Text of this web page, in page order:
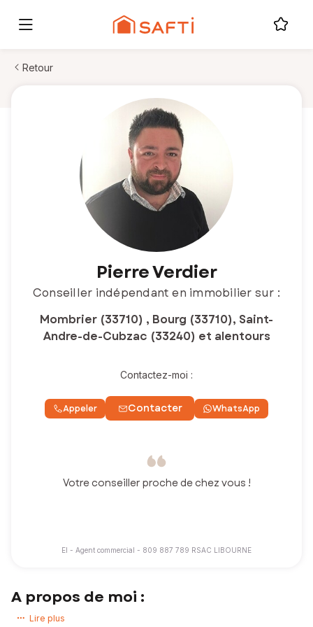
Retour
Pierre Verdier
Conseiller indépendant en immobilier sur :
Mombrier (33710) , Bourg (33710), Saint-
Andre-de-Cubzac (33240) et alentours
Contactez-moi :
Appeler Contacter WhatsApp
Votre conseiller proche de chez vous !
EI - Agent commercial - 809 887 789 RSAC LIBOURNE
A propos de moi :
Après 6 ans d'expérience au sein d'une agence immobilière sur le
Lire plus